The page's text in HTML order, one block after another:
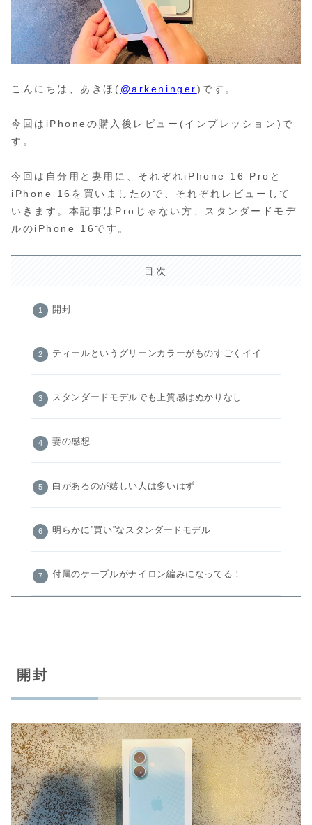
こんにちは、あきほ( @arkeninger)です。
今回はiPhoneの購入後レビュー(インプレッション)で
す。
今回は自分用と妻用に、それぞれiPhone 16 Proと
iPhone 16を買いましたので、それぞれレビューして
いきます。本記事はProじゃない方、スタンダードモデ
ルのiPhone 16です。
目次
開封
ティールというグリーンカラーがものすごくイイ
スタンダードモデルでも上質感はぬかりなし
妻の感想
白があるのが嬉しい人は多いはず
明らかに”買い”なスタンダードモデル
付属のケーブルがナイロン編みになってる！
開封